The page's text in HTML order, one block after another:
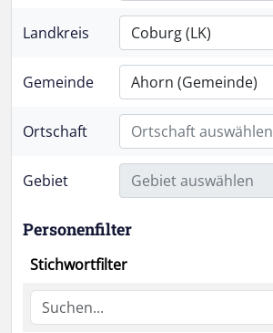
Landkreis Coburg (LK)
Gemeinde Ahorn (Gemeinde)
Ortschaft Ortschaft auswählen
Gebiet Gebiet auswählen
Personenfilter
Stichwortfilter